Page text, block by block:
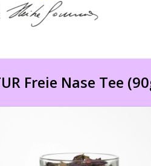
Freie Nase Tee